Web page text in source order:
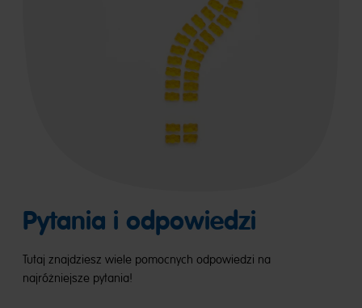
Pytania i odpowiedzi
Tutaj znajdziesz wiele pomocnych odpowiedzi na
najróżniejsze pytania!